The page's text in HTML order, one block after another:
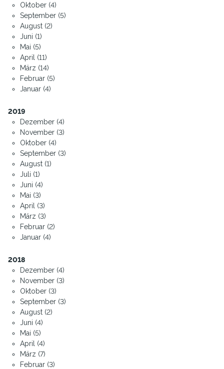
Oktober (4)
September (5)
August (2)
Juni (1)
Mai (5)
April (11)
März (14)
Februar (5)
Januar (4)
2019
Dezember (4)
November (3)
Oktober (4)
September (3)
August (1)
Juli (1)
Juni (4)
Mai (3)
April (3)
März (3)
Februar (2)
Januar (4)
2018
Dezember (4)
November (3)
Oktober (3)
September (3)
August (2)
Juni (4)
Mai (5)
April (4)
März (7)
Februar (3)